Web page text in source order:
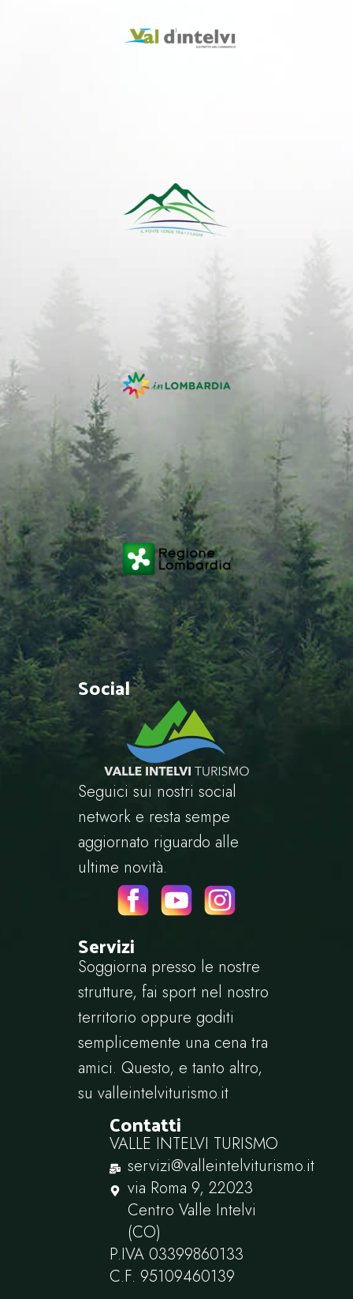
Social
Seguici sui nostri social
network e resta sempe
aggiornato riguardo alle
ultime novità.
Servizi
Soggiorna presso le nostre
strutture, fai sport nel nostro
territorio oppure goditi
semplicemente una cena tra
amici. Questo, e tanto altro,
su valleintelviturismo.it
Contatti
VALLE INTELVI TURISMO
servizi@valleintelviturismo.it
via Roma 9, 22023
Centro Valle Intelvi
(CO)
P.IVA ‭03399860133‬
C.F. ‭95109460139